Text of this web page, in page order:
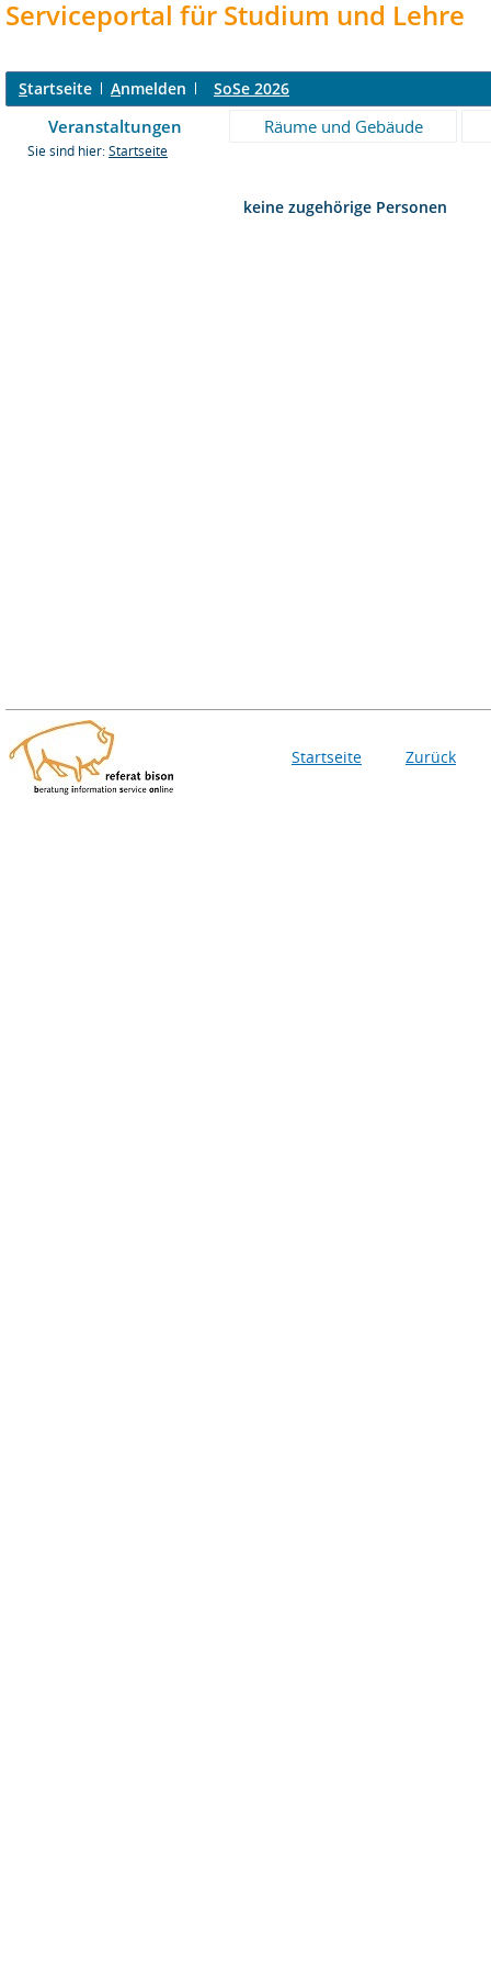
Serviceportal für Studium und Lehre
Startseite Anmelden SoSe 2026
Veranstaltungen Räume und Gebäude
Sie sind hier: Startseite
keine zugehörige Personen
Startseite Zurück